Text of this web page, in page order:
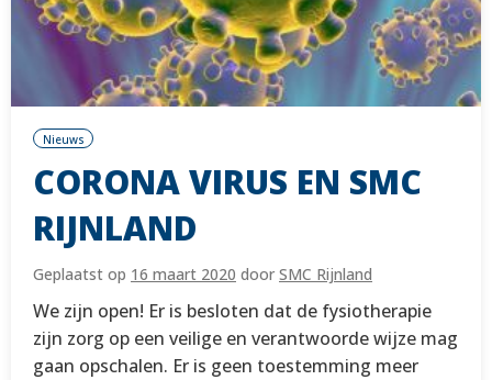
Nieuws
CORONA VIRUS EN SMC
RIJNLAND
Geplaatst op 16 maart 2020 door SMC Rijnland
We zijn open! Er is besloten dat de fysiotherapie
zijn zorg op een veilige en verantwoorde wijze mag
gaan opschalen. Er is geen toestemming meer